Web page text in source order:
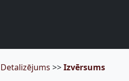
Detalizējums >>Izvērsums